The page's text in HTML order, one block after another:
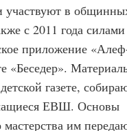
участвуют в
с 2011 года
приложение
«Беседер».
газете,
ЕВШ. Основы
мастерства им